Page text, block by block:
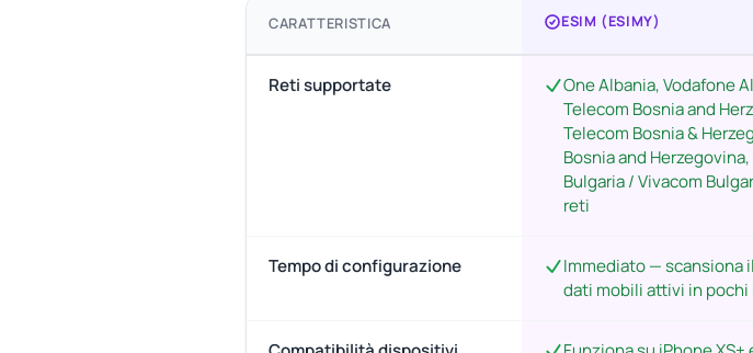
CARATTERISTICA ESIM (ESIMY)
Reti supportate
One Albania, Vodafone
Telecom Bosnia and
Telecom Bosnia &
Bosnia and
Bulgaria / Vivacom
reti
Tempo di configurazione
Immediato — scansiona
dati mobili attivi in